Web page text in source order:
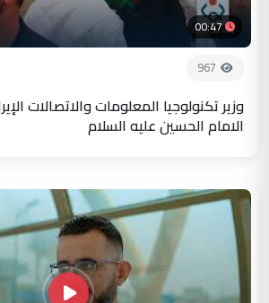
00:47
967
وزير تكنولوجيا المعلومات والاتصالات
الامام الحسين عليه السلام